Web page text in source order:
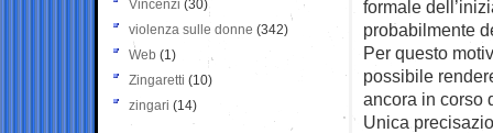
formale
probabilmente
Per questo
possibile
ancora in corso
Unica
Vincenzi (30)
violenza sulle donne (342)
Web (1)
Zingaretti (10)
zingari (14)